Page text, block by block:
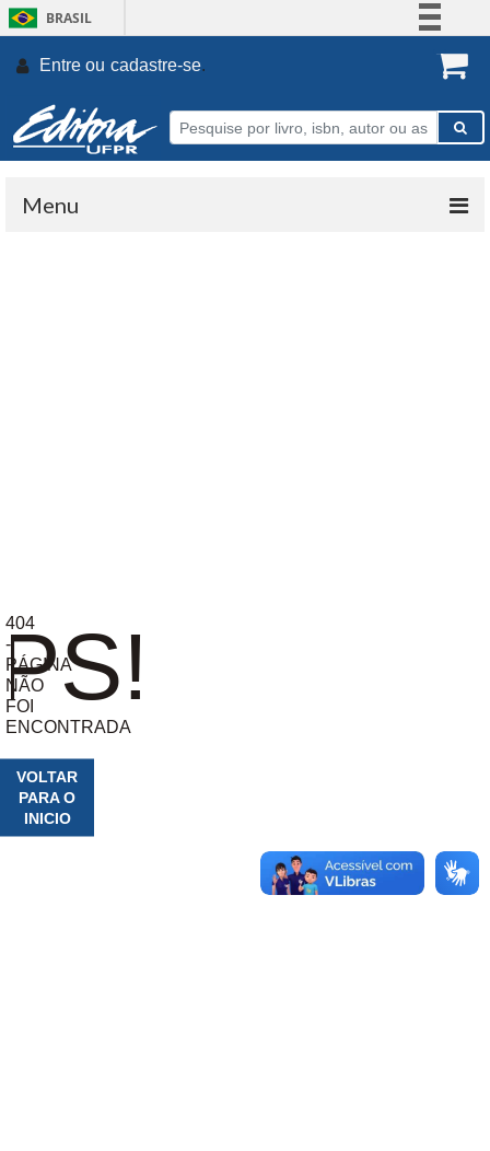
BRASIL
Participe
Entre ou cadastre-se.
Menu
404
-
PÁGINA
NÃO
FOI
ENCONTRADA
VOLTAR
PARA O
INICIO